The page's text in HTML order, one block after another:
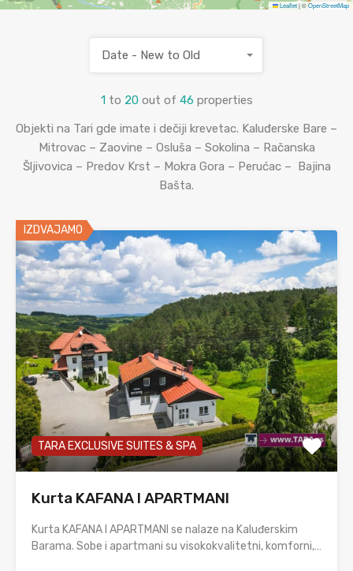
Leaflet|©OpenStreetMap
1 to 20 out of 46 properties
Date - New to Old
Objekti na Tari gde imate i dečiji krevetac. Kaluđerske Bare –
Mitrovac – Zaovine – Osluša – Sokolina – Račanska
Šljivovica – Predov Krst – Mokra Gora – Perućac – Bajina
Bašta.
IZDVAJAMO
TARA EXCLUSIVE SUITES & SPA
Kurta KAFANA I APARTMANI
Kurta KAFANA I APARTMANI se nalaze na Kaluđerskim
Barama. Sobe i apartmani su visokokvalitetni, komforni,…